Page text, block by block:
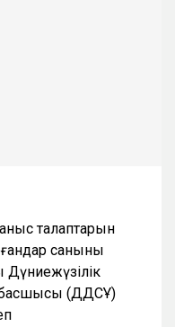
талаптарын
санының
Дүниежүзілік
басшысы (ДДCҰ)